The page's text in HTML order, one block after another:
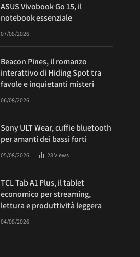
ASUS Vivobook Go 15, il
notebook essenziale
07/08/2026
Beacon Pines, il romanzo
interattivo di Hiding Spot tra
favole e inquietanti misteri
06/08/2026
Sony ULT Wear, cuffie bluetooth
per amanti dei bassi forti
05/08/2026 28Views
TCL Tab A1 Plus, il tablet
economico per streaming,
lettura e produttività leggera
04/08/2026